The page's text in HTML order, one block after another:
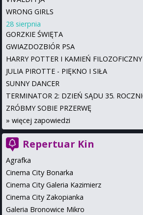
WRONG GIRLS
28 sierpnia
GORZKIE ŚWIĘTA
GWIAZDOZBIÓR PSA
HARRY POTTER I KAMIEŃ
JULIA PIROTTE - PIĘKNO I SIŁA
SUNNY DANCER
TERMINATOR 2: DZIEŃ SĄDU 35.
ZRÓBMY SOBIE PRZERWĘ
» więcej zapowiedzi
Repertuar Kin
Agrafka
Cinema City Bonarka
Cinema City Galeria Kazimierz
Cinema City Zakopianka
Galeria Bronowice Mikro